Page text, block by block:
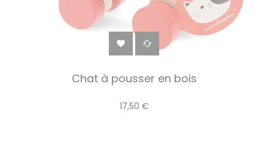
 
Chat à pousser en bois
17,50 €